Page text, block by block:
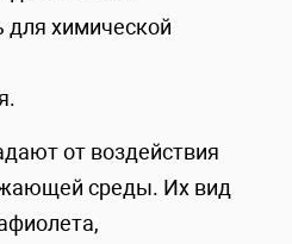
для химической
от воздействия
среды. Их вид